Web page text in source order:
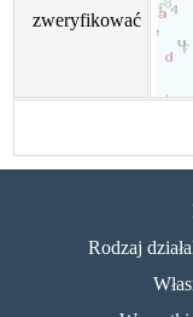
zweryfikować
Rodzaj